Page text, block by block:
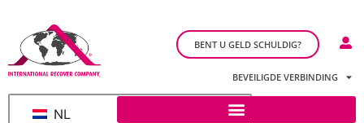
NL
BENT U GELD SCHULDIG?
BEVEILIGDE VERBINDING